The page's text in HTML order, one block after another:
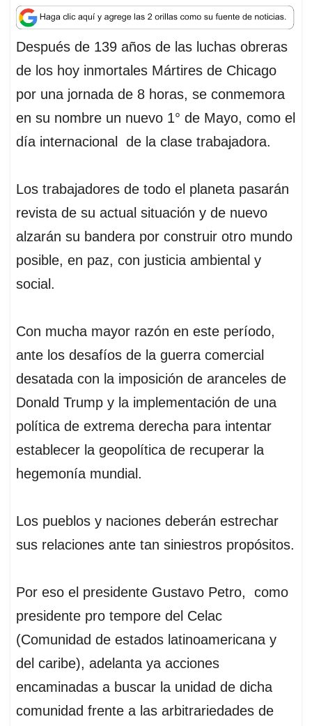
a
t
s
A
p
c
e
b
o
k
n
k
e
d
n
a
i
l
r
e
a
d
Después de 139 años de las luchas obreras
de los hoy inmortales Mártires de Chicago
por una jornada de 8 horas, se conmemora
en su nombre un nuevo 1° de Mayo, como el
día internacional de la clase trabajadora.
Los trabajadores de todo el planeta pasarán
revista de su actual situación y de nuevo
alzarán su bandera por construir otro mundo
posible, en paz, con justicia ambiental y
social.
Con mucha mayor razón en este período,
ante los desafíos de la guerra comercial
desatada con la imposición de aranceles de
Donald Trump y la implementación de una
política de extrema derecha para intentar
establecer la geopolítica de recuperar la
hegemonía mundial.
Los pueblos y naciones deberán estrechar
sus relaciones ante tan siniestros propósitos.
Por eso el presidente Gustavo Petro, como
presidente pro tempore del Celac
(Comunidad de estados latinoamericana y
del caribe), adelanta ya acciones
encaminadas a buscar la unidad de dicha
comunidad frente a las arbitrariedades de